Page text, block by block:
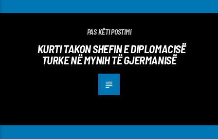
PAS KËTI POSTIMI
KURTI TAKON SHEFIN E DIPLOMACISË
TURKE NË MYNIH TË GJERMANISË